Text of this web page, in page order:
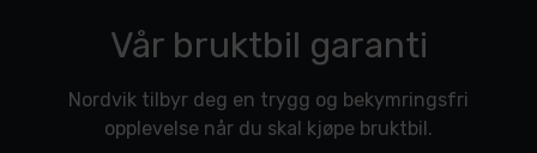
Vår bruktbil garanti
Nordvik tilbyr deg en trygg og bekymringsfri
opplevelse når du skal kjøpe bruktbil.